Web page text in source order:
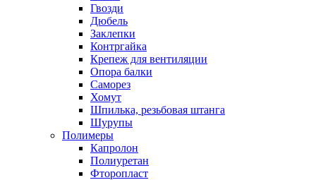
Гвозди
Дюбель
Заклепки
Контргайка
Крепеж для вентиляции
Опора балки
Саморез
Хомут
Шпилька, резьбовая штанга
Шурупы
Полимеры
Капролон
Полиуретан
Фторопласт